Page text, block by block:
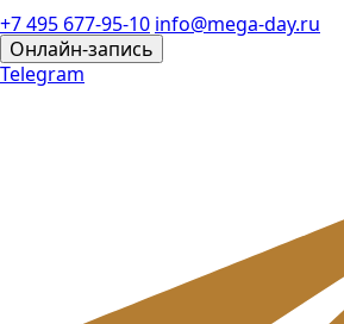
+7 495 677-95-10 info@mega-day.ru
Онлайн-запись
Telegram